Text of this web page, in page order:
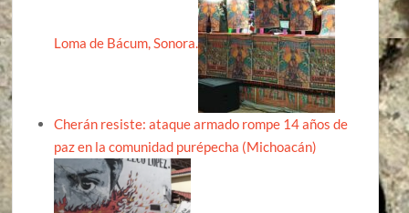
Loma de Bácum, Sonora.
Cherán resiste: ataque armado rompe 14 años de
paz en la comunidad purépecha (Michoacán)